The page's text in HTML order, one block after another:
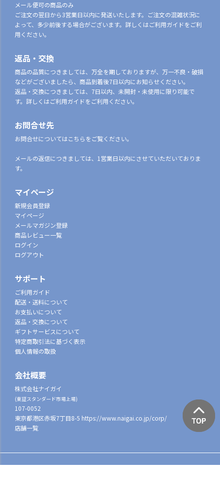
メール便可の商品のみ
ご注文の翌日から3営業日以内に発送いたします。ご注文の混雑状況に
よって、多少前後する場合がございます。詳しくはご利用ガイドをご利
用ください。
返品・交換
商品の品質につきましては、万全を期しておりますが、万一不良・破損
などがございましたら、商品到着後7日以内にお知らせください。
返品・交換につきましては、7日以内、未開封・未使用に限り可能で
す。詳しくはご利用ガイドをご利用ください。
お問合せ先
お問合せについてはこちらをご覧ください。
メールの返信につきましては、1営業日以内にさせていただいておりま
す。
マイページ
新規会員登録
マイページ
メールマガジン登録
商品レビュー一覧
ログイン
ログアウト
サポート
ご利用ガイド
配送・送料について
お支払いについて
返品・交換について
ギフトサービスについて
特定商取引法に基づく表示
個人情報の取扱
会社概要
株式会社ナイガイ
(東証スタンダード市場上場)
107-0052
東京都港区赤坂7丁目8-5 https://www.naigai.co.jp/corp/
店舗一覧
©2022 NAIGAI All Rights reserved.